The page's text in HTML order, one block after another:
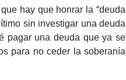
hay que honrar la “deuda
sin investigar una deuda
pagar una deuda que ya se
para no ceder la soberanía